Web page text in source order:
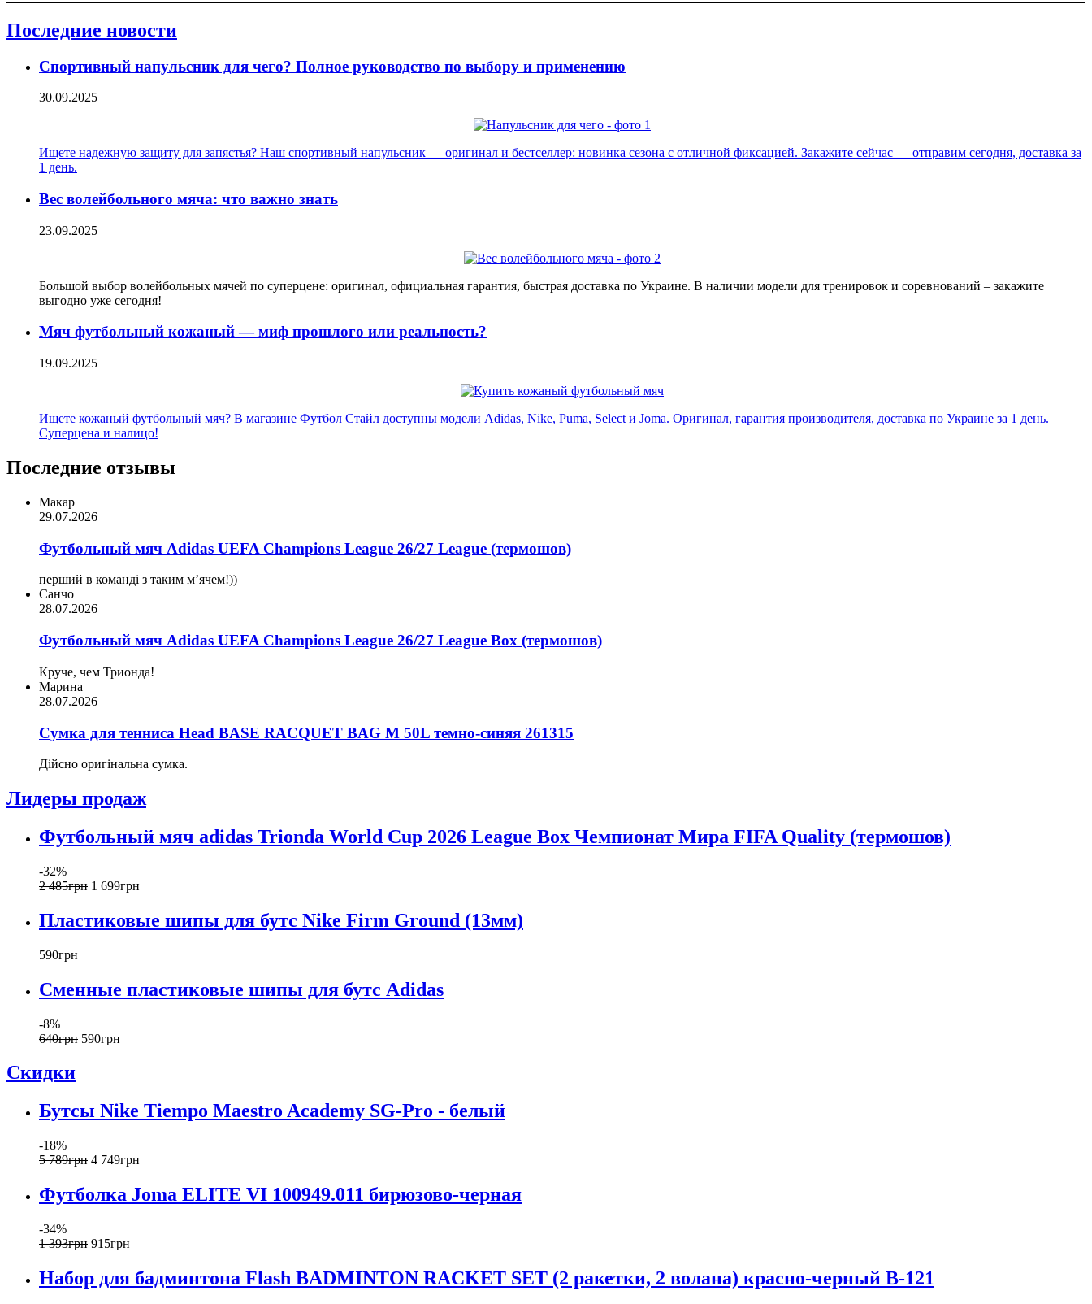
Последние новости
Спортивный напульсник для чего? Полное руководство по выбору и применению
30.09.2025
Ищете надежную защиту для запястья? Наш спортивный напульсник — оригинал и бестселлер: новинка сезона с отличной фиксацией. Закажите сейчас — отправим сегодня, доставка за
1 день.
Вес волейбольного мяча: что важно знать
23.09.2025
Большой выбор волейбольных мячей по суперцене: оригинал, официальная гарантия, быстрая доставка по Украине. В наличии модели для тренировок и соревнований – закажите
выгодно уже сегодня!
Мяч футбольный кожаный — миф прошлого или реальность?
19.09.2025
Ищете кожаный футбольный мяч? В магазине Футбол Стайл доступны модели Adidas, Nike, Puma, Select и Joma. Оригинал, гарантия производителя, доставка по Украине за 1 день.
Суперцена и налицо!
Последние отзывы
Макар
29.07.2026
Футбольный мяч Adidas UEFA Champions League 26/27 League (термошов)
перший в команді з таким мʼячем!))
Санчо
28.07.2026
Футбольный мяч Adidas UEFA Champions League 26/27 League Box (термошов)
Круче, чем Трионда!
Марина
28.07.2026
Сумка для тенниса Head BASE RACQUET BAG M 50L темно-синяя 261315
Дійсно оригінальна сумка.
Лидеры продаж
Футбольный мяч adidas Trionda World Cup 2026 League Box Чемпионат Мира FIFA Quality (термошов)
-32%
2 485грн 1 699грн
Пластиковые шипы для бутс Nike Firm Ground (13мм)
590грн
Сменные пластиковые шипы для бутс Adidas
-8%
640грн 590грн
Скидки
Бутсы Nike Tiempo Maestro Academy SG-Pro - белый
-18%
5 789грн 4 749грн
Футболка Joma ELITE VI 100949.011 бирюзово-черная
-34%
1 393грн 915грн
Набор для бадминтона Flash BADMINTON RACKET SET (2 ракетки, 2 волана) красно-черный B-121